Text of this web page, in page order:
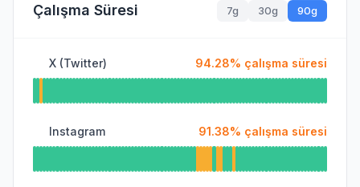
Çalışma Süresi 7g 30g 90g
X (Twitter) 94.28% çalışma süresi
Instagram 91.38% çalışma süresi